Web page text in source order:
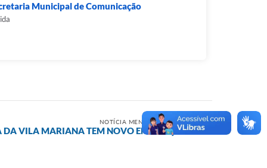
Municipal de Comunicação
NOTÍCIA MENOS RECENTE
DA VILA MARIANA TEM NOVO ENDEREÇO